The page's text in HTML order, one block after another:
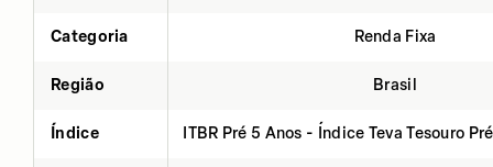
Categoria Renda Fixa
Região Brasil
Índice ITBR Pré 5 Anos - Índice Teva Tesouro